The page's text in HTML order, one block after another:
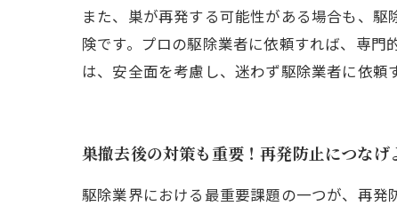
また、巣が再発する可能性がある場合も、
険です。プロの駆除業者に依頼すれば、専
は、安全面を考慮し、迷わず駆除業者に依頼
巣撤去後の対策も重要！再発防止につなげ
駆除業界における最重要課題の一つが、再